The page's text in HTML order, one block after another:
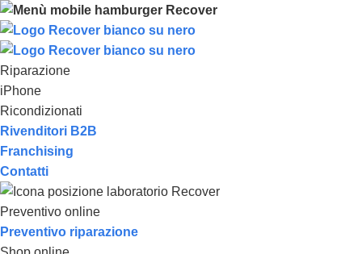
Riparazione
iPhone
Ricondizionati
Rivenditori B2B
Franchising
Contatti
Preventivo online
Preventivo riparazione